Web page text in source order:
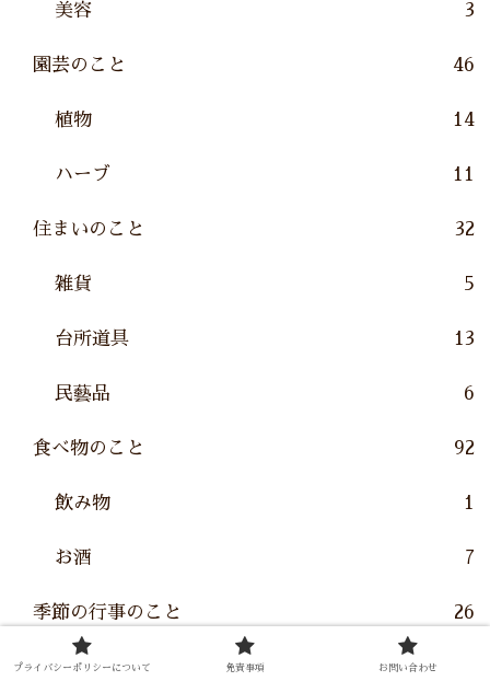
美容 3
園芸のこと 46
植物 14
ハーブ 11
住まいのこと 32
雑貨 5
台所道具 13
民藝品 6
食べ物のこと 92
飲み物 1
お酒 7
季節の行事のこと 26
本のこと
プライバシーポリシーについて 免責事項 お問い合わせ